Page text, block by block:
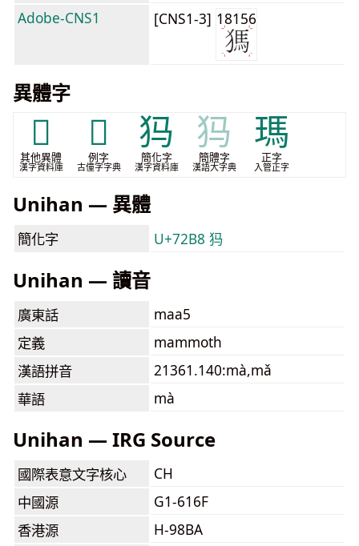
Adobe-CNS1
[CNS1-3] 18156
異體字
𤟨
其他異體
漢字資料庫
𬌫
例字
古僮字字典
犸
簡化字
漢字資料庫
犸
簡體字
漢語大字典
瑪
正字
入管正字
Unihan — 異體
簡化字 U+72B8 犸
Unihan — 讀音
廣東話
maa5
定義
mammoth
漢語拼音
21361.140:mà,mǎ
華語
mà
Unihan — IRG Source
國際表意文字核心
CH
中國源
G1-616F
香港源
H-98BA